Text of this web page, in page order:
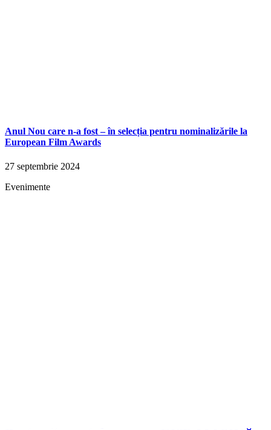
Anul Nou care n-a fost – în selecția pentru nominalizările la
European Film Awards
27 septembrie 2024
Evenimente